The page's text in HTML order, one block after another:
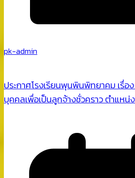
pk-admin
ประกาศโรงเรียนพุนพินพิทยาคม เรื่อ
บุคคลเพื่อเป็นลูกจ้างชั่วคราว ตำแหน่